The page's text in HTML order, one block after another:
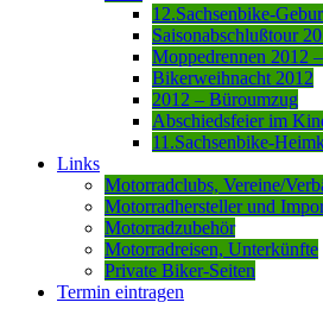
12.Sachsenbike-
Saisonabschlußtour
Moppedrennen 2012
Bikerweihnacht 2012
2012 – Büroumzug
Abschiedsfeier im
11.Sachsenbike-
Links
Motorradclubs, Vereine/
Motorradhersteller und
Motorradzubehör
Motorradreisen, Unterkünfte
Private Biker-Seiten
Termin eintragen